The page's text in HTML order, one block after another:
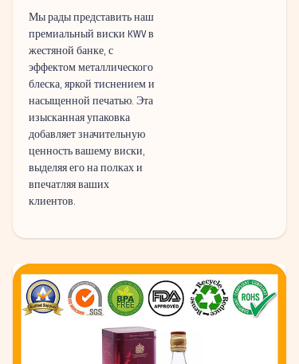
Мы рады представить наш
премиальный виски KWV в
жестяной банке, с
эффектом металлического
блеска, яркой тиснением и
насыщенной печатью. Эта
изысканная упаковка
добавляет значительную
ценность вашему виски,
выделяя его на полках и
впечатляя ваших
клиентов.